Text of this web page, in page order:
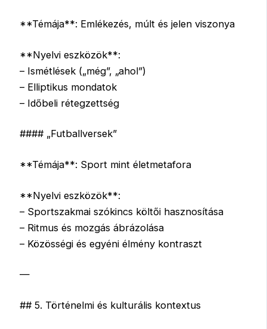
**Témája**: Emlékezés, múlt és jelen viszonya
**Nyelvi eszközök**:
– Ismétlések („még”, „ahol”)
– Elliptikus mondatok
– Időbeli rétegzettség
#### „Futballversek”
**Témája**: Sport mint életmetafora
**Nyelvi eszközök**:
– Sportszakmai szókincs költői hasznosítása
– Ritmus és mozgás ábrázolása
– Közösségi és egyéni élmény kontraszt
—
## 5. Történelmi és kulturális kontextus